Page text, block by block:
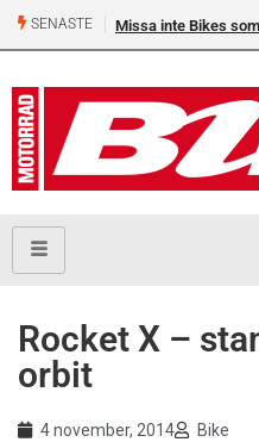
SENASTE Missa inte Bikes
Rocket X –
orbit
4 november, 2014 Bike